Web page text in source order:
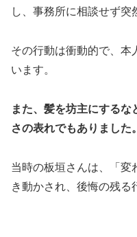
し、事務所に相談せず突
その行動は衝動的で、本
います。
また、髪を坊主にする
さの表れでもありました。
当時の板垣さんは、「変
き動かされ、後悔の残る